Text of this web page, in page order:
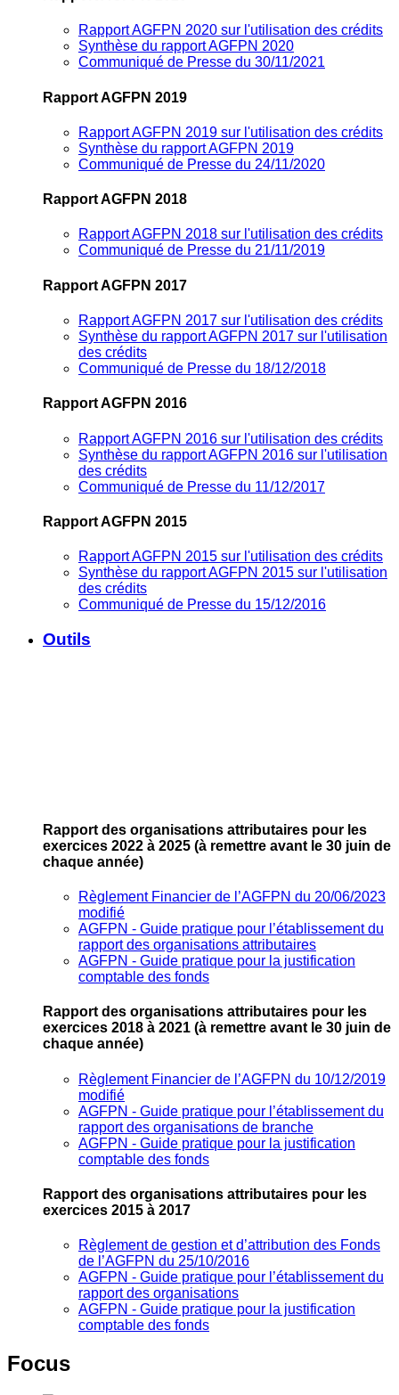
Rapport AGFPN 2020 sur l'utilisation des crédits
Synthèse du rapport AGFPN 2020
Communiqué de Presse du 30/11/2021
Rapport AGFPN 2019
Rapport AGFPN 2019 sur l'utilisation des crédits
Synthèse du rapport AGFPN 2019
Communiqué de Presse du 24/11/2020
Rapport AGFPN 2018
Rapport AGFPN 2018 sur l'utilisation des crédits
Communiqué de Presse du 21/11/2019
Rapport AGFPN 2017
Rapport AGFPN 2017 sur l'utilisation des crédits
Synthèse du rapport AGFPN 2017 sur l'utilisation
des crédits
Communiqué de Presse du 18/12/2018
Rapport AGFPN 2016
Rapport AGFPN 2016 sur l'utilisation des crédits
Synthèse du rapport AGFPN 2016 sur l'utilisation
des crédits
Communiqué de Presse du 11/12/2017
Rapport AGFPN 2015
Rapport AGFPN 2015 sur l'utilisation des crédits
Synthèse du rapport AGFPN 2015 sur l'utilisation
des crédits
Communiqué de Presse du 15/12/2016
Outils
Rapport des organisations attributaires pour les
exercices 2022 à 2025 (à remettre avant le 30 juin de
chaque année)
Règlement Financier de l’AGFPN du 20/06/2023
modifié
AGFPN ‐ Guide pratique pour l’établissement du
rapport des organisations attributaires
AGFPN ‐ Guide pratique pour la justification
comptable des fonds
Rapport des organisations attributaires pour les
exercices 2018 à 2021 (à remettre avant le 30 juin de
chaque année)
Règlement Financier de l’AGFPN du 10/12/2019
modifié
AGFPN ‐ Guide pratique pour l’établissement du
rapport des organisations de branche
AGFPN ‐ Guide pratique pour la justification
comptable des fonds
Rapport des organisations attributaires pour les
exercices 2015 à 2017
Règlement de gestion et d’attribution des Fonds
de l’AGFPN du 25/10/2016
AGFPN ‐ Guide pratique pour l’établissement du
rapport des organisations
AGFPN ‐ Guide pratique pour la justification
comptable des fonds
Focus